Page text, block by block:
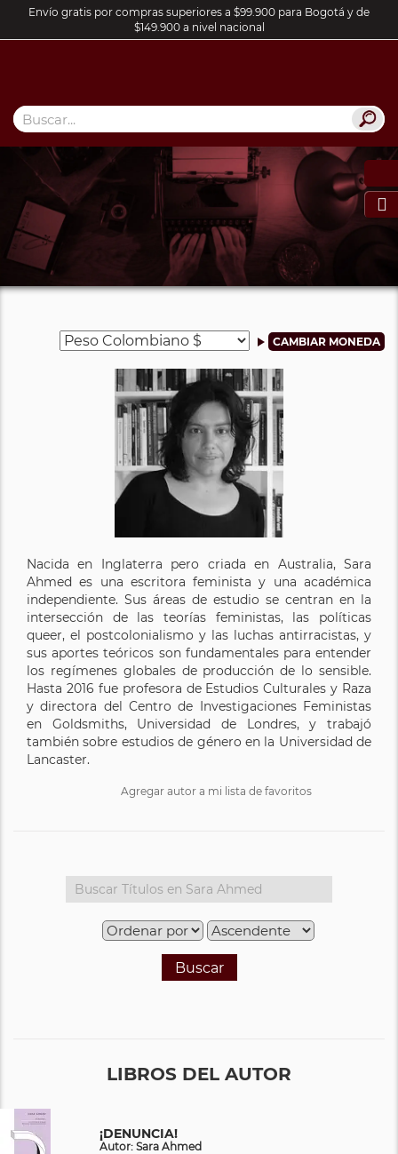
Envío gratis por compras superiores a $99.900 para Bogotá y de
$149.900 a nivel nacional

Nacida en Inglaterra pero criada en Australia, Sara
Ahmed es una escritora feminista y una académica
independiente. Sus áreas de estudio se centran en la
intersección de las teorías feministas, las políticas
queer, el postcolonialismo y las luchas antirracistas, y
sus aportes teóricos son fundamentales para entender
los regímenes globales de producción de lo sensible.
Hasta 2016 fue profesora de Estudios Culturales y Raza
y directora del Centro de Investigaciones Feministas
en Goldsmiths, Universidad de Londres, y trabajó
también sobre estudios de género en la Universidad de
Lancaster.
Agregar autor a mi lista de favoritos
Buscar
LIBROS DEL AUTOR
¡DENUNCIA!
Autor: Sara Ahmed